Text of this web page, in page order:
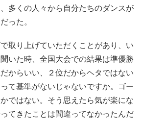
多くの人々から自分たちのダンスが
った。
取り上げていただくことがあり、い
いた時、全国大会での結果は準優勝
からいい、２位だからヘタではない
て基準がないじゃないですか。ゴー
ではない。そう思えたら気が楽にな
てきたことは間違ってなかったんだ